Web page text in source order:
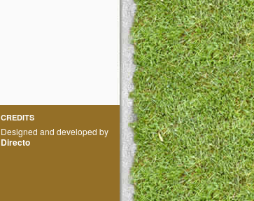
CREDITS
Designed and developed by
Directo